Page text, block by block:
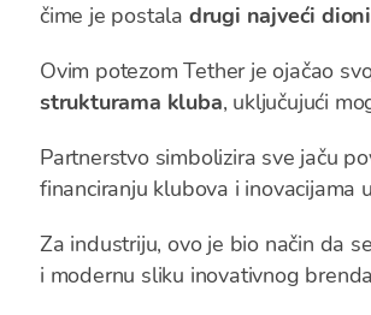
čime je postala drugi najveći
Ovim potezom Tether je ojačao
strukturama kluba, uključujući
Partnerstvo simbolizira sve jaču
financiranju klubova i inovacijama
Za industriju, ovo je bio način da se
i modernu sliku inovativnog